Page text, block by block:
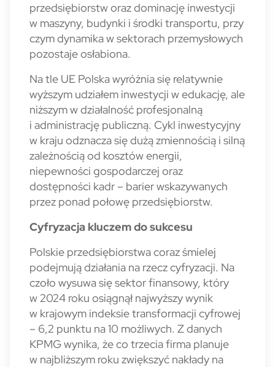
przedsiębiorstw oraz dominację inwestycji
w maszyny, budynki i środki transportu, przy
czym dynamika w sektorach przemysłowych
pozostaje osłabiona.
Na tle UE Polska wyróżnia się relatywnie
wyższym udziałem inwestycji w edukację, ale
niższym w dzia­łalność profesjonalną
i administrację publiczną. Cykl inwestycyjny
w kraju odznacza się dużą zmiennością i silną
zależnością od kosztów energii,
niepewności gospodarczej oraz
dostępności kadr – barier wskazy­wanych
przez ponad połowę przedsiębiorstw.
Cyfryzacja kluczem do sukcesu
Polskie przedsiębiorstwa coraz śmielej
podejmują działania na rzecz cyfryzacji. Na
czoło wysuwa się sektor finansowy, który
w 2024 roku osiągnął najwyższy wynik
w krajowym indeksie transfor­macji cyfrowej
– 6,2 punktu na 10 możliwych. Z danych
KPMG wynika, że co trzecia firma planuje
w najbliższym roku zwiększyć nakłady na